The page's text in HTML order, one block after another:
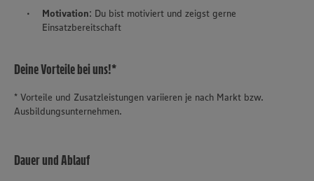
Motivation: Du bist motiviert und zeigst gerne
Einsatzbereitschaft
Deine Vorteile bei uns!*
* Vorteile und Zusatzleistungen variieren je nach Markt bzw.
Ausbildungsunternehmen.
Dauer und Ablauf